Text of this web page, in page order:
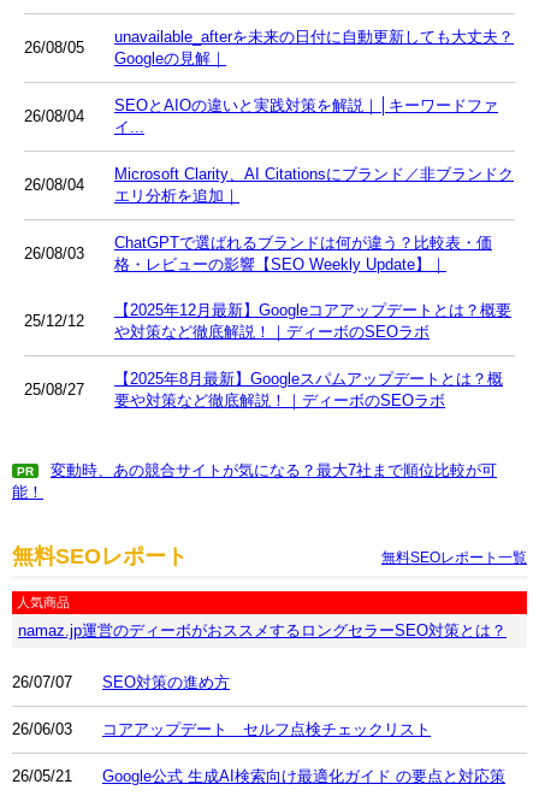
26/08/05
unavailable_afterを未来の日付に自動更新しても大丈夫？
Googleの見解｜
26/08/04
SEOとAIOの違いと実践対策を解説｜│キーワードファ
イ...
26/08/04
Microsoft Clarity、AI Citationsにブランド／非ブランドク
エリ分析を追加｜
26/08/03
ChatGPTで選ばれるブランドは何が違う？比較表・価
格・レビューの影響【SEO Weekly Update】｜
25/12/12
【2025年12月最新】Googleコアアップデートとは？概要
や対策など徹底解説！｜ディーボのSEOラボ
25/08/27
【2025年8月最新】Googleスパムアップデートとは？概
要や対策など徹底解説！｜ディーボのSEOラボ
PR
変動時、あの競合サイトが気になる？最大7社まで順位比較が可
能！
無料SEOレポート 無料SEOレポート一覧
人気商品
namaz.jp運営のディーボがおススメするロングセラーSEO対策とは？
26/07/07 SEO対策の進め方
26/06/03 コアアップデート セルフ点検チェックリスト
26/05/21 Google公式 生成AI検索向け最適化ガイド の要点と対応策